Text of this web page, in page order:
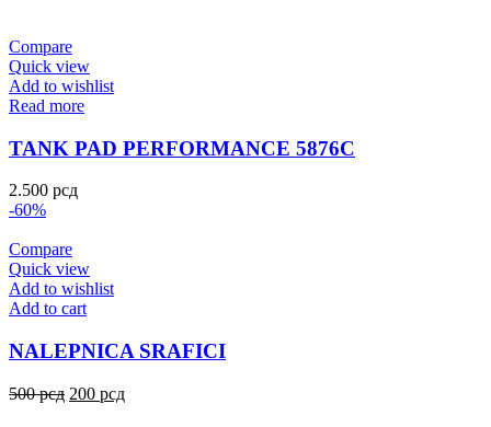
Compare
Quick view
Add to wishlist
Read more
TANK PAD PERFORMANCE 5876C
2.500 рсд
-60%
Compare
Quick view
Add to wishlist
Add to cart
NALEPNICA SRAFICI
500рсд 200 рсд